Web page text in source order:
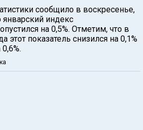
сообщило в воскресенье,
январский индекс
на 0,5%. Отметим, что в
этот показатель снизился на 0,1%